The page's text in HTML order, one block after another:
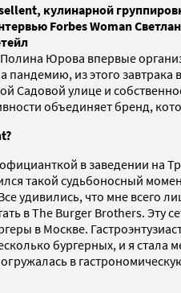
кулинарной
Forbes Woman
Юрова впервые
из этого
Садовой улице и
объединяет бренд,
в заведении
такой судьбоносный
удивились, что мне всего
в The Burger Brothers. Эту
в Москве.
бургерных, и я
в